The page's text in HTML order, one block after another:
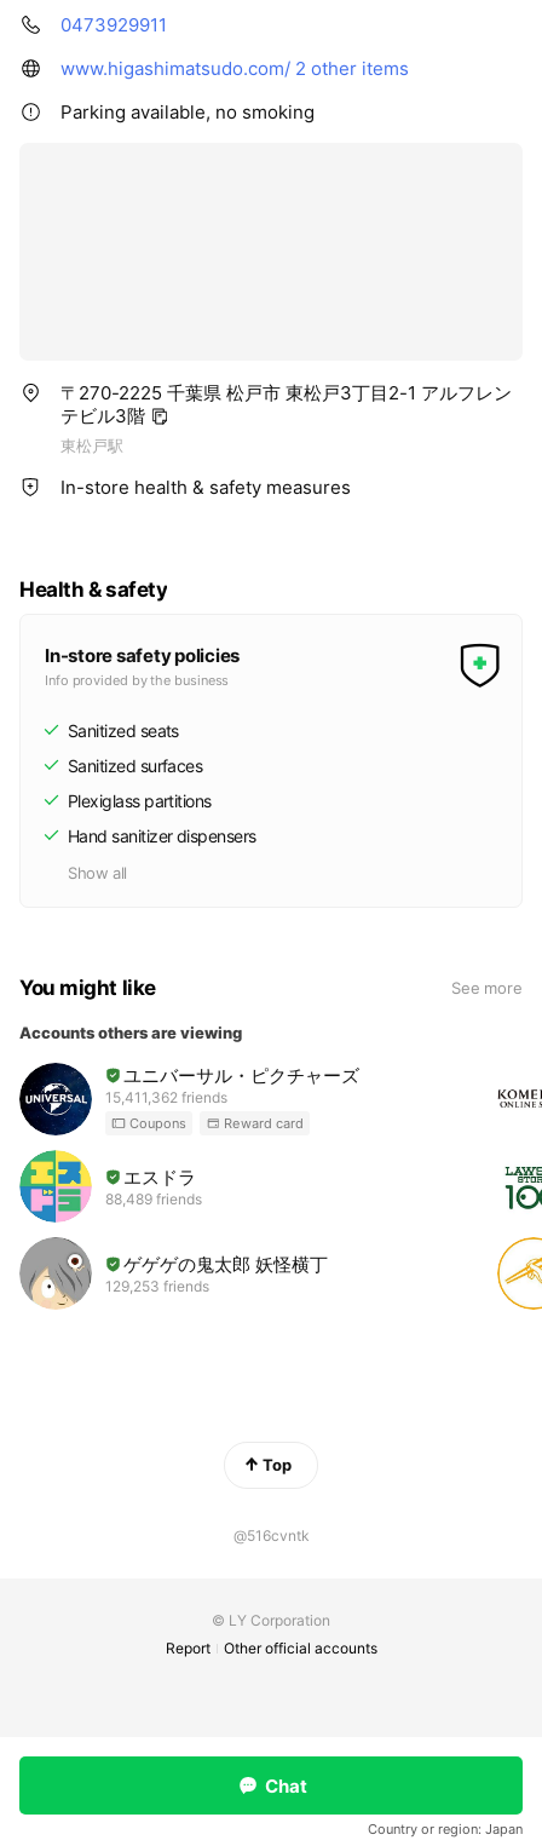
0473929911
www.higashimatsudo.com/ 2 other items
Parking available, no smoking
〒270-2225 千葉県 松戸市 東松戸3丁目2-1 アルフレン
テビル3階
東松戸駅
In-store health & safety measures
Health & safety
In-store safety policies
Info provided by the business
Sanitized seats
Sanitized surfaces
Plexiglass partitions
Hand sanitizer dispensers
Show all
You might like See more
Accounts others are viewing
ユニバーサル・ピクチャーズ
15,411,362 friends
Coupons Reward card
エスドラ
88,489 friends
ゲゲゲの鬼太郎 妖怪横丁
129,253 friends
Top
@516cvntk
© LY Corporation
Report
Other official accounts
Chat
Country or region: Japan